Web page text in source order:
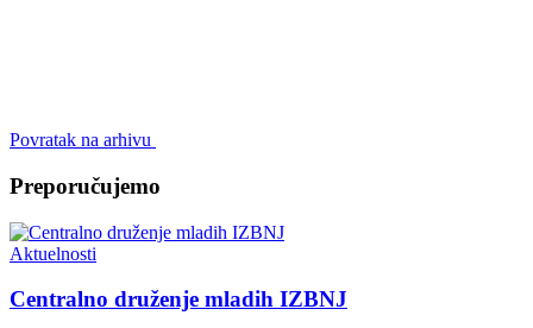
Povratak na arhivu
Preporučujemo
Aktuelnosti
Centralno druženje mladih IZBNJ